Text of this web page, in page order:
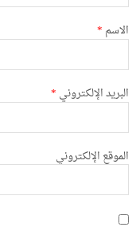
الاسم *
البريد الإلكتروني *
الموقع الإلكتروني